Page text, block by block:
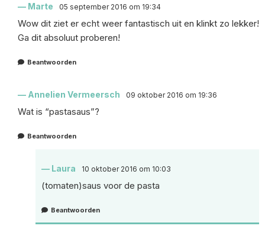
Marte 05 september 2016 om 19:34
Wow dit ziet er echt weer fantastisch uit en klinkt zo lekker!
Ga dit absoluut proberen!
Beantwoorden
Annelien Vermeersch 09 oktober 2016 om 19:36
Wat is “pastasaus”?
Beantwoorden
Laura 10 oktober 2016 om 10:03
(tomaten)saus voor de pasta
Beantwoorden